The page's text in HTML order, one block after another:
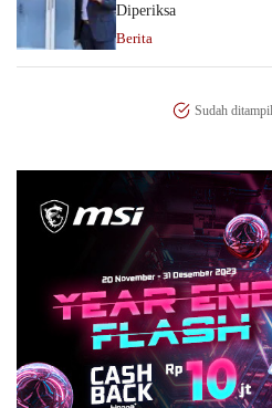
Diperiksa
Berita
Sudah